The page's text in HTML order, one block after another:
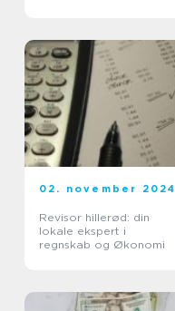
02. november 2024
Revisor hillerød: din
lokale ekspert i
regnskab og Økonomi